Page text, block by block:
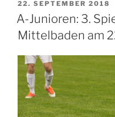
VERÖFFENTLICHT
AM
22. SEPTEMBER 2018
A-Junioren: 3.
Mittelbaden am